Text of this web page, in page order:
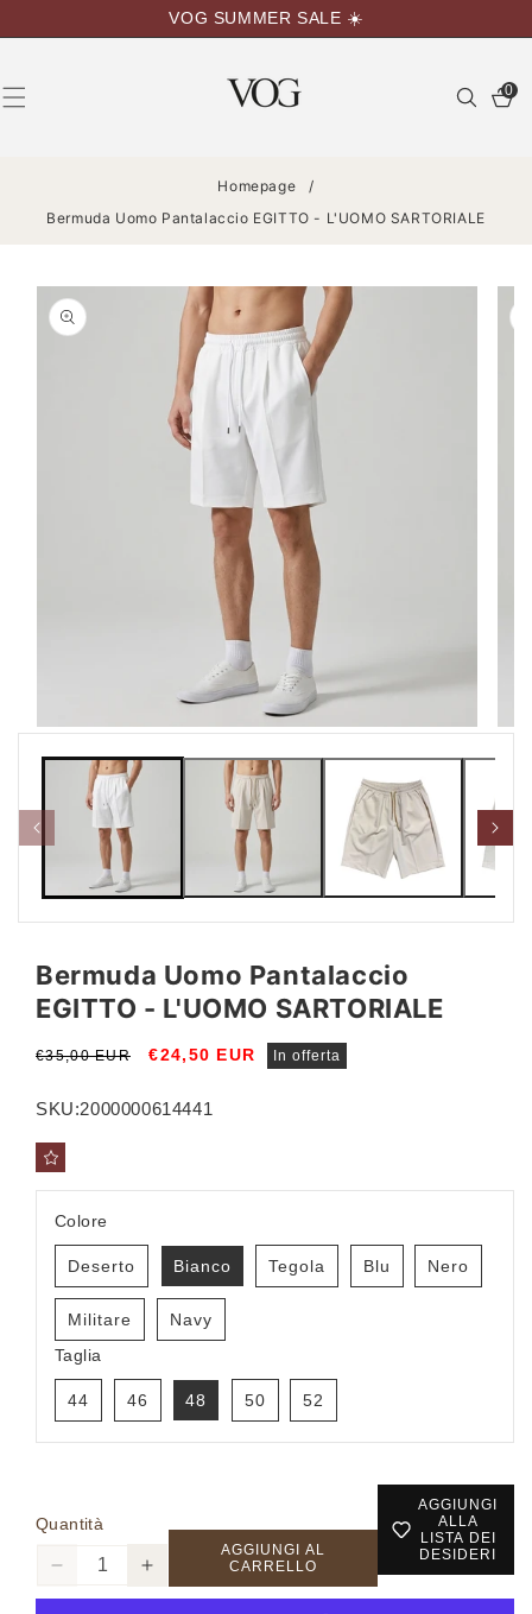
CONTENUTI
VOG SUMMER SALE ☀️
0
Homepage
/
Bermuda Uomo Pantalaccio EGITTO - L'UOMO SARTORIALE
INFORMAZIONI
SUL
PRODOTTO
Apri
contenuti
multimediali
in
finestra
modale
Apri
in
Bermuda Uomo Pantalaccio
EGITTO - L'UOMO SARTORIALE
Prezzo
listino
€35,00 EUR
Prezzo
€24,50 EUR In offerta
SKU:2000000614441
Colore
Deserto Bianco Tegola Blu Nero
Militare
Navy
Taglia
44 46 48 50 52
Quantità
Diminuisci
quantità
Aumenta
quantità
AGGIUNGI AL
CARRELLO
AGGIUNGI
ALLA
LISTA DEI
DESIDERI